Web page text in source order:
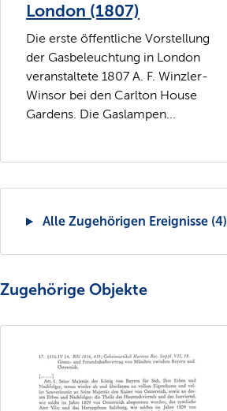
London (1807)
Die erste öffentliche Vorstellung
der Gasbeleuchtung in London
veranstaltete 1807 A. F. Winzler-
Winsor bei den Carlton House
Gardens. Die Gaslampen...
Alle Zugehörigen Ereignisse (4)
Zugehörige Objekte